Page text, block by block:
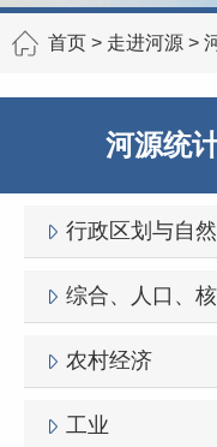
首页 > 走进河源 >
河源统
行政区划与自
综合、人口、
农村经济
工业